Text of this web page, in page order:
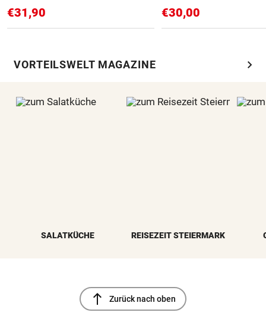
€31,90 €30,00
VORTEILSWELT MAGAZINE chevron_right
SALATKÜCHE REISEZEIT STEIERMARK
north Zurück nach oben